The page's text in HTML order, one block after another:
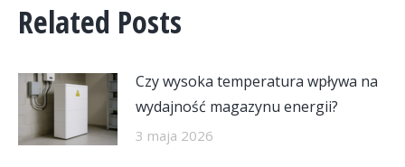
Related Posts
Czy wysoka temperatura wpływa na
wydajność magazynu energii?
3 maja 2026